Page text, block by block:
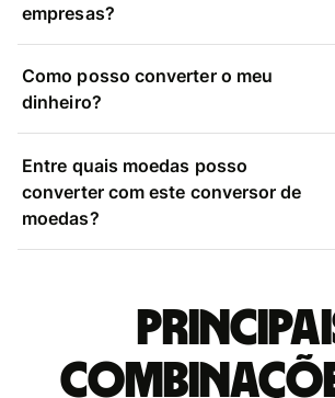
empresas?
Como posso converter o meu
dinheiro?
Entre quais moedas posso
converter com este conversor de
moedas?